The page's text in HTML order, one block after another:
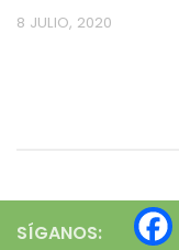
8 JULIO, 2020
SÍGANOS: